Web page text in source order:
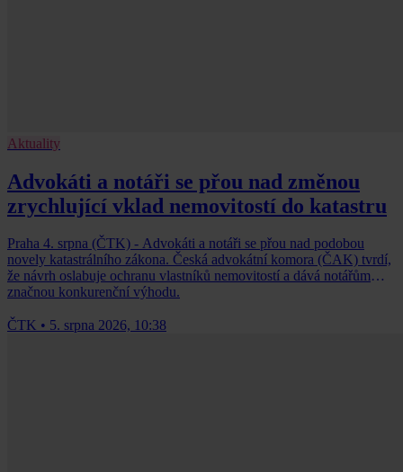
Aktuality
Advokáti a notáři se přou nad změnou
zrychlující vklad nemovitostí do katastru
Praha 4. srpna (ČTK) - Advokáti a notáři se přou nad podobou
novely katastrálního zákona. Česká advokátní komora (ČAK) tvrdí,
že návrh oslabuje ochranu vlastníků nemovitostí a dává notářům
značnou konkurenční výhodu.
ČTK • 5. srpna 2026, 10:38